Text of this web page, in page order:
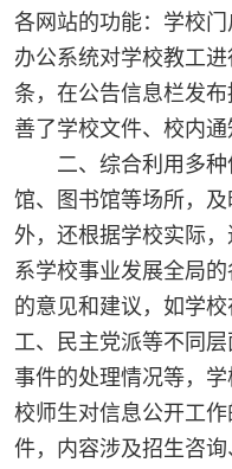
各网站的功能：学校
办公系统对学校教工
条，在公告信息栏发
善了学校文件、校内
二、综合利用多
馆、图书馆等场所，
外，还根据学校实际
系学校事业发展全局
的意见和建议，如学
工、民主党派等不同
事件的处理情况等，
校师生对信息公开工
件，内容涉及招生咨